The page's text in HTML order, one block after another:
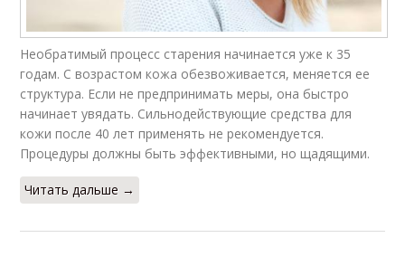
Необратимый процесс старения начинается уже к 35
годам. С возрастом кожа обезвоживается, меняется ее
структура. Если не предпринимать меры, она быстро
начинает увядать. Сильнодействующие средства для
кожи после 40 лет применять не рекомендуется.
Процедуры должны быть эффективными, но щадящими.
Читать дальше →